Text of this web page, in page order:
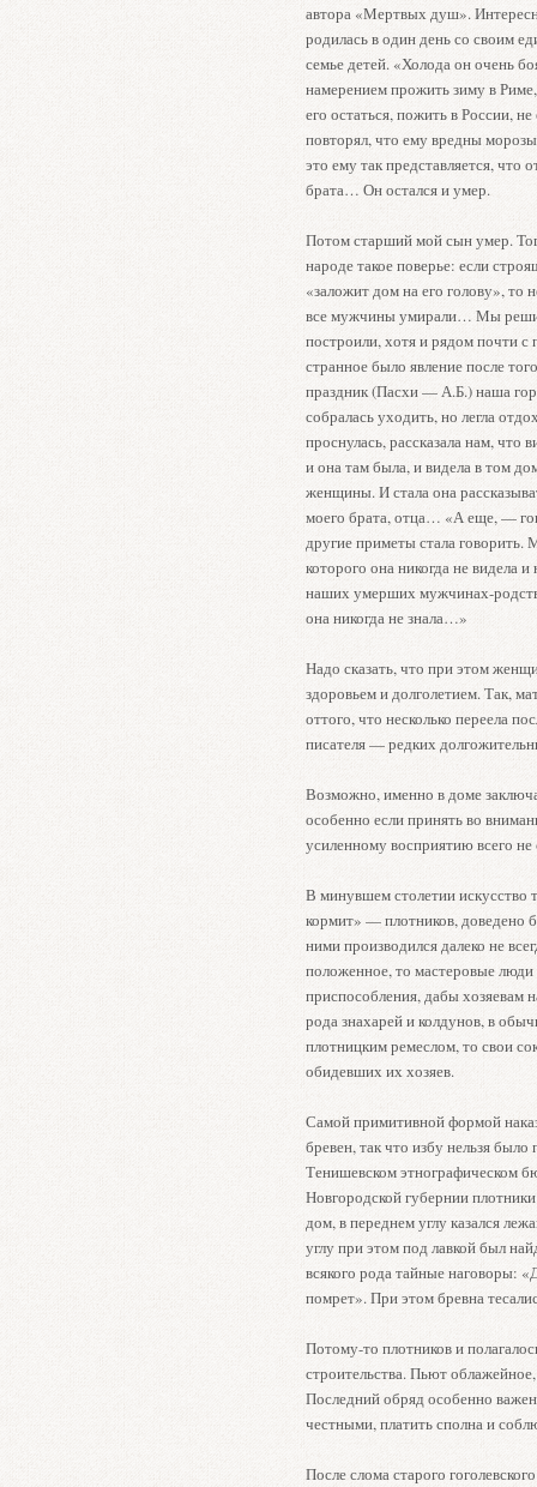
автора «Мертвых душ».
родилась в один день со своим
семье детей. «Холода он очень
намерением прожить зиму в
его остаться, пожить в России,
повторял, что ему вредны
это ему так представляется, что
брата… Он остался и умер.
Потом старший мой сын умер.
народе такое поверье: если
«заложит дом на его голову», то
все мужчины умирали… Мы
построили, хотя и рядом почти с
странное было явление после
праздник (Пасхи — А.Б.) наша
собралась уходить, но легла
проснулась, рассказала нам,
и она там была, и видела в том
женщины. И стала она
моего брата, отца… «А еще, —
другие приметы стала
которого она никогда не видела
наших умерших мужчинах-
она никогда не знала…»
Надо сказать, что при этом
здоровьем и долголетием. Так,
оттого, что несколько переела
писателя — редких
Возможно, именно в доме
особенно если принять во
усиленному восприятию всего не
В минувшем столетии искусство
кормит» — плотников, доведено
ними производился далеко не
положенное, то мастеровые
приспособления, дабы хозяевам
рода знахарей и колдунов, в
плотницким ремеслом, то свои
обидевших их хозяев.
Самой примитивной формой
бревен, так что избу нельзя
Тенишевском этнографическом
Новгородской губернии
дом, в переднем углу казался
углу при этом под лавкой был
всякого рода тайные наговоры:
помрет». При этом бревна
Потому-то плотников и
строительства. Пьют
Последний обряд особенно
честными, платить сполна и
После слома старого